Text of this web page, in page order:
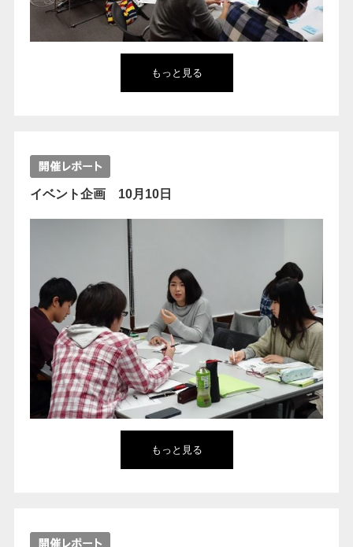
もっと見る
イベント企画 10月10日
もっと見る